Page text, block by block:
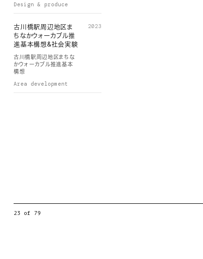
Design & produce
古川橋駅周辺地区ま
ちなかウォーカブル推
進基本構想&社会実験
古川橋駅周辺地区まちな
かウォーカブル推進基本
構想
2023
Area development
23 of 79